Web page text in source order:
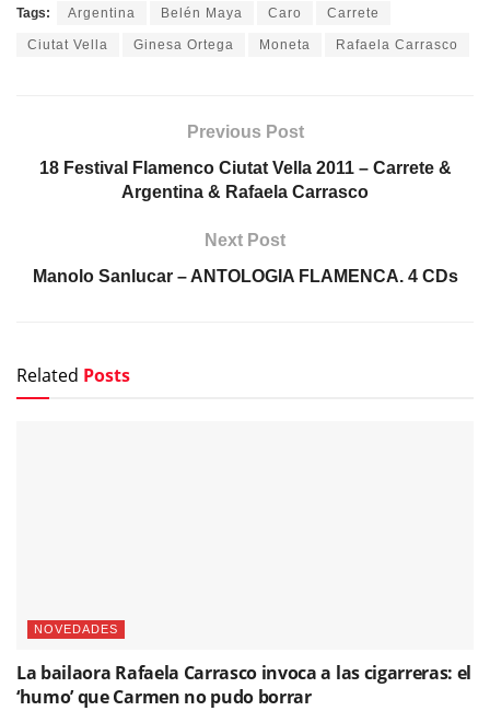
Tags: Argentina Belén Maya Caro Carrete
Ciutat Vella Ginesa Ortega Moneta Rafaela Carrasco
Previous Post
18 Festival Flamenco Ciutat Vella 2011 – Carrete &
Argentina & Rafaela Carrasco
Next Post
Manolo Sanlucar – ANTOLOGIA FLAMENCA. 4 CDs
Related Posts
NOVEDADES
La bailaora Rafaela Carrasco invoca a las cigarreras: el
‘humo’ que Carmen no pudo borrar